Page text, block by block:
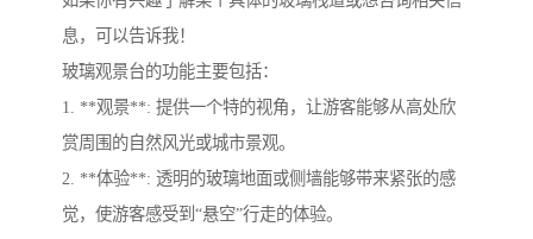
息，可以告诉我！
玻璃观景台的功能主要包括：
1. **观景**: 提供一个特的视角，让游客能够从高处欣
赏周围的自然风光或城市景观。
2. **体验**: 透明的玻璃地面或侧墙能够带来紧张的感
觉，使游客感受到“悬空”行走的体验。